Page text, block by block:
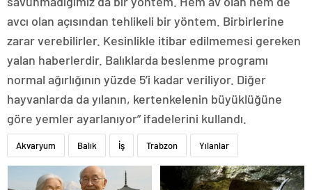
avcı olan açısından tehlikeli bir yöntem. Birbirlerine
zarar verebilirler. Kesinlikle itibar edilmemesi gereken
yalan haberlerdir. Balıklarda beslenme programı
normal ağırlığının yüzde 5’i kadar veriliyor. Diğer
hayvanlarda da yılanın, kertenkelenin büyüklüğüne
göre yemler ayarlanıyor” ifadelerini kullandı.
Akvaryum Balık İş Trabzon Yılanlar